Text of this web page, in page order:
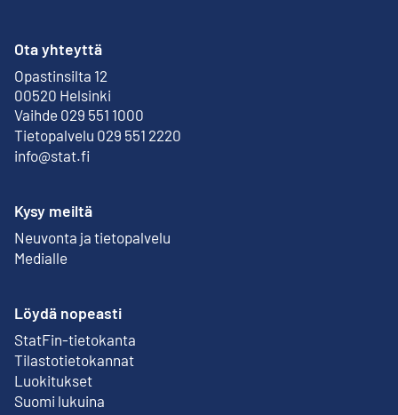
Ota yhteyttä
Opastinsilta 12
00520 Helsinki
Ulkoinen linkki
Vaihde 029 551 1000
Tietopalvelu 029 551 2220
info@stat.fi
Kysy meiltä
Neuvonta ja tietopalvelu
Medialle
Löydä nopeasti
StatFin-tietokanta
Ulkoinen linkki
Tilastotietokannat
Luokitukset
Suomi lukuina